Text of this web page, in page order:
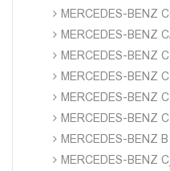
MERCEDES-BENZ
MERCEDES-BENZ
MERCEDES-BENZ
MERCEDES-BENZ
MERCEDES-BENZ
MERCEDES-BENZ
MERCEDES-BENZ
MERCEDES-BENZ